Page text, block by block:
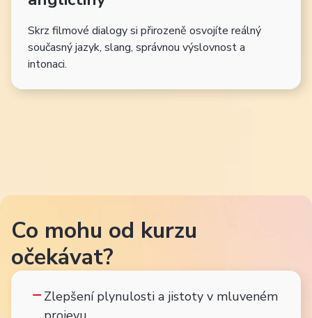
Skrz filmové dialogy si přirozeně osvojíte reálný
současný jazyk, slang, správnou výslovnost a
intonaci.
Co mohu od kurzu
očekávat?
Zlepšení plynulosti a jistoty v mluveném